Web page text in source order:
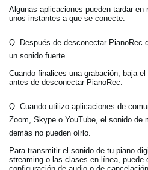
Algunas aplicaciones pueden tardar
unos instantes a que se conecte.
Q. Después de desconectar PianoRec
un sonido fuerte.
Cuando finalices una grabación, baja
antes de desconectar PianoRec.
Q. Cuando utilizo aplicaciones de
Zoom, Skype o YouTube, el sonido de
demás no pueden oírlo.
Para transmitir el sonido de tu piano
streaming o las clases en línea, puede